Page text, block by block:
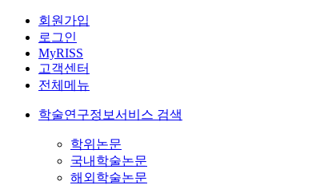
회원가입
로그인
MyRISS
고객센터
전체메뉴
학술연구정보서비스 검색
학위논문
국내학술논문
해외학술논문